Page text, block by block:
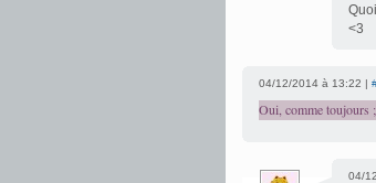
<3
04/12/2014 à 13:22 |
Oui, comme toujours
04/